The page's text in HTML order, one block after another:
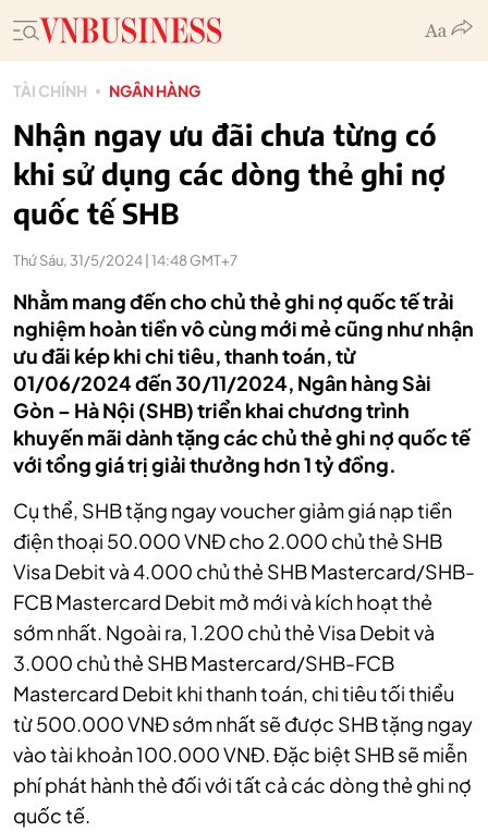
TÀI CHÍNH NGÂN HÀNG
Nhận ngay ưu đãi chưa từng có
khi sử dụng các dòng thẻ ghi nợ
quốc tế SHB
Thứ Sáu, 31/5/2024 | 14:48 GMT+7
Nhằm mang đến cho chủ thẻ ghi nợ quốc tế trải
nghiệm hoàn tiền vô cùng mới mẻ cũng như nhận
ưu đãi kép khi chi tiêu, thanh toán, từ
01/06/2024 đến 30/11/2024, Ngân hàng Sài
Gòn – Hà Nội (SHB) triển khai chương trình
khuyến mãi dành tặng các chủ thẻ ghi nợ quốc tế
với tổng giá trị giải thưởng hơn 1 tỷ đồng.
Cụ thể, SHB tặng ngay voucher giảm giá nạp tiền
điện thoại 50.000 VNĐ cho 2.000 chủ thẻ SHB
Visa Debit và 4.000 chủ thẻ SHB Mastercard/SHB-
FCB Mastercard Debit mở mới và kích hoạt thẻ
sớm nhất. Ngoài ra, 1.200 chủ thẻ Visa Debit và
3.000 chủ thẻ SHB Mastercard/SHB-FCB
Mastercard Debit khi thanh toán, chi tiêu tối thiểu
từ 500.000 VNĐ sớm nhất sẽ được SHB tặng ngay
vào tài khoản 100.000 VNĐ. Đặc biệt SHB sẽ miễn
phí phát hành thẻ đối với tất cả các dòng thẻ ghi nợ
quốc tế.